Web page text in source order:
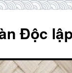
Độc